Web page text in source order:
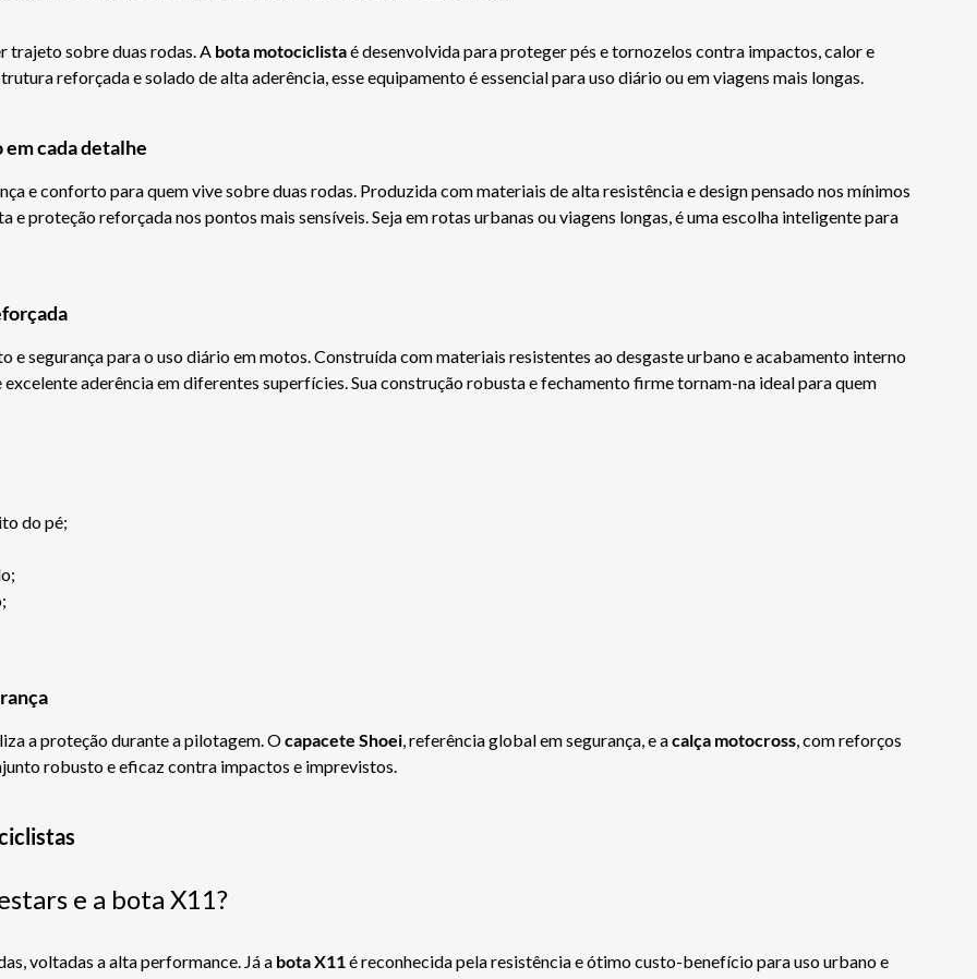
trajeto sobre duas rodas. A bota motociclistaé desenvolvida para proteger pés e tornozelos contra impactos, calor e
reforçada e solado de alta aderência, esse equipamento é essencial para uso diário ou em viagens mais longas.
cada detalhe
e conforto para quem vive sobre duas rodas. Produzida com materiais de alta resistência e design pensado nos mínimos
proteção reforçada nos pontos mais sensíveis. Seja em rotas urbanas ou viagens longas, é uma escolha inteligente para
segurança para o uso diário em motos. Construída com materiais resistentes ao desgaste urbano e acabamento interno
aderência em diferentes superfícies. Sua construção robusta e fechamento firme tornam-na ideal para quem
do pé;
a proteção durante a pilotagem. Ocapacete Shoei, referência global em segurança, e acalça motocross, com reforços
robusto e eficaz contra impactos e imprevistos.
e a bota X11?
voltadas a alta performance. Já a bota X11 é reconhecida pela resistência e ótimo custo-benefício para uso urbano e